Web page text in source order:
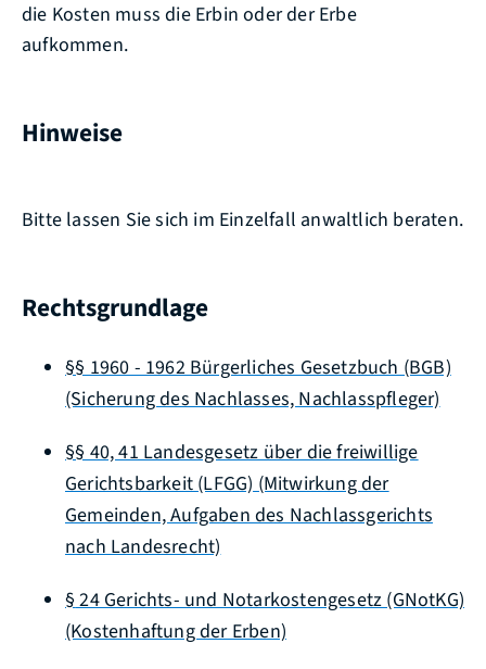
die Kosten muss die Erbin oder der Erbe
aufkommen.
Hinweise
Bitte lassen Sie sich im Einzelfall anwaltlich beraten.
Rechtsgrundlage
§§ 1960 - 1962 Bürgerliches Gesetzbuch (BGB)
(Sicherung des Nachlasses, Nachlasspfleger)
§§ 40, 41 Landesgesetz über die freiwillige
Gerichtsbarkeit (LFGG) (Mitwirkung der
Gemeinden, Aufgaben des Nachlassgerichts
nach Landesrecht)
§24 Gerichts- und Notarkostengesetz (GNotKG)
(Kostenhaftung der Erben)